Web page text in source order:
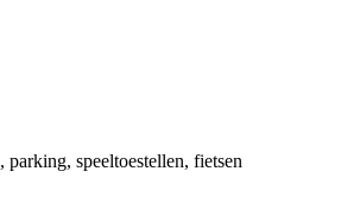
, parking, speeltoestellen, fietsen